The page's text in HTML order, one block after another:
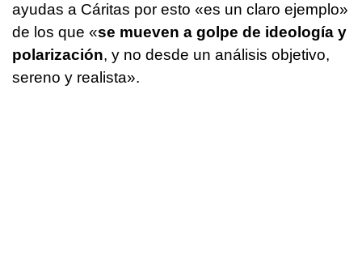
ayudas a Cáritas por esto «es un claro ejemplo»
de los que «se mueven a golpe de ideología y
polarización, y no desde un análisis objetivo,
sereno y realista».